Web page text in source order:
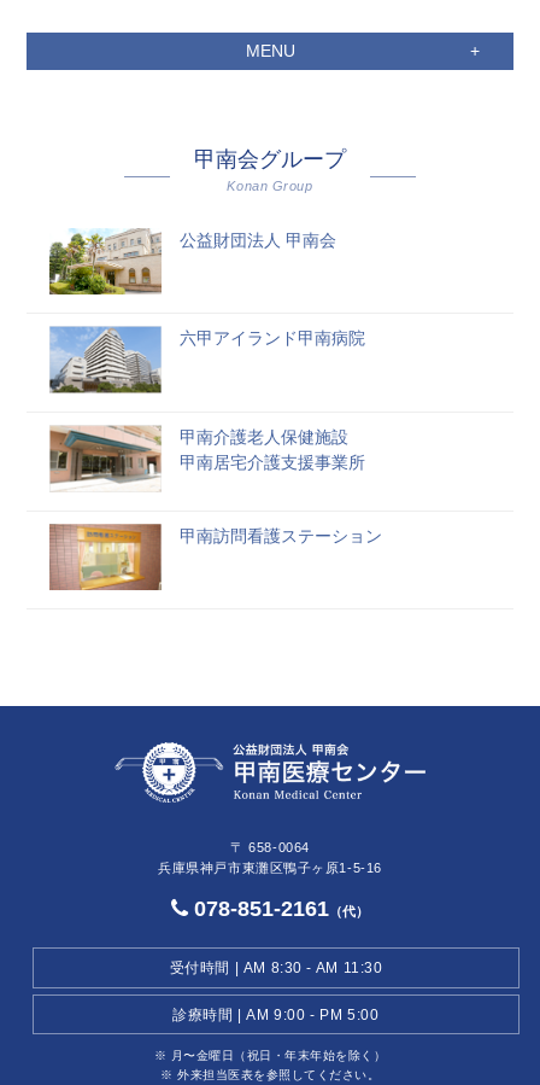
MENU
甲南会グループ
Konan Group
公益財団法人 甲南会
六甲アイランド甲南病院
甲南介護老人保健施設
甲南居宅介護支援事業所
甲南訪問看護ステーション
〒 658-0064
兵庫県神戸市東灘区鴨子ヶ原1-5-16
078-851-2161 （代）
受付時間 | AM 8:30 - AM 11:30
診療時間 | AM 9:00 - PM 5:00
※ 月〜金曜日（祝日・年末年始を除く）
※ 外来担当医表を参照してください。